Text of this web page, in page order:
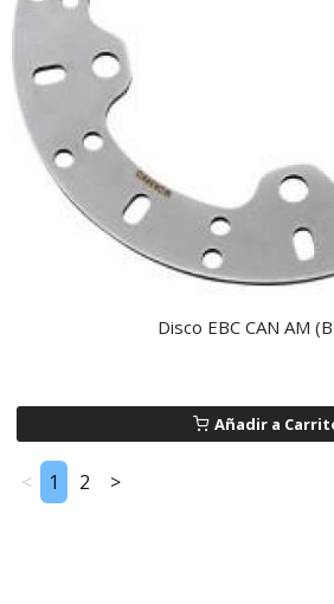
Disco EBC CAN AM
Añadir a
< 1 2 >